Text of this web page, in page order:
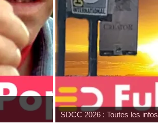
SDCC 2026 : Toutes les infos